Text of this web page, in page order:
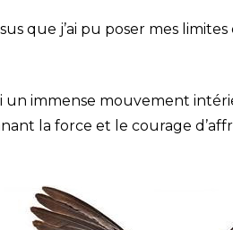
que j’ai pu poser mes
un immense mouvement
la force et le courage